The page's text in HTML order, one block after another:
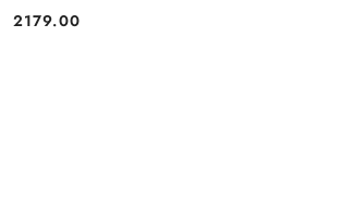
Cena:
2179.00